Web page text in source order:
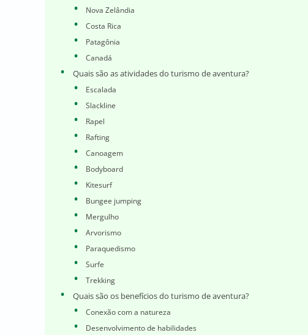
Nova Zelândia
Costa Rica
Patagônia
Canadá
Quais são as atividades do turismo de aventura?
Escalada
Slackline
Rapel
Rafting
Canoagem
Bodyboard
Kitesurf
Bungee jumping
Mergulho
Arvorismo
Paraquedismo
Surfe
Trekking
Quais são os benefícios do turismo de aventura?
Conexão com a natureza
Desenvolvimento de habilidades